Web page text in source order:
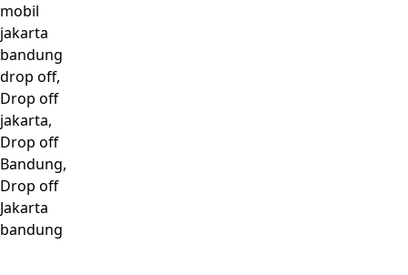
mobil
jakarta
bandung
drop off,
Drop off
jakarta,
Drop off
Bandung,
Drop off
Jakarta
bandung